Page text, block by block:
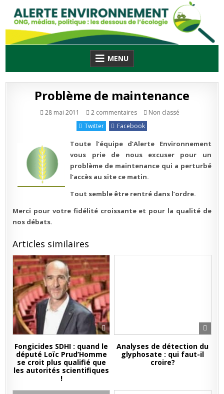
content
MENU
Problème de maintenance
28 mai 2011 2 commentairessur
de
maintenance
Publié
Non classé
Twitter
Facebook
Toute l’équipe d’Alerte Environnement
vous prie de nous excuser pour un
problème de maintenance qui a perturbé
l’accès au site ce matin.
Tout semble être rentré dans l’ordre.
Merci pour votre fidélité croissante et pour la qualité de
nos débats.
Articles similaires
Fongicides SDHI : quand le
député Loïc Prud’Homme
se croit plus qualifié que
les autorités scientifiques
!
Analyses de détection du
glyphosate : qui faut-il
croire?